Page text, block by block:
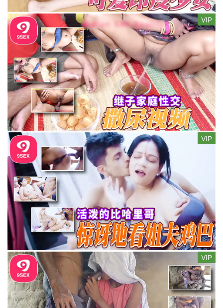
VIP
VIP
VIP